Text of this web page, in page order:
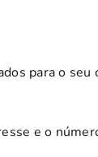
para o
e o